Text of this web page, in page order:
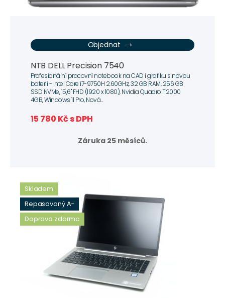
Objednat
NTB DELL Precision 7540
Profesionální pracovní notebook na CAD i grafiku s novou
baterií - Intel Core i7-9750H 2.60GHz, 32 GB RAM, 256 GB
SSD NVMe, 15,6" FHD (1920 x 1080), Nvidia Quadro T2000
4GB, Windows 11 Pro, Nová...
15 780 Kč s DPH
Záruka 25 měsíců.
Skladem
Repasovaný A-
Doprava zdarma